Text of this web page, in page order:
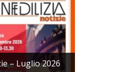
– Luglio 2026